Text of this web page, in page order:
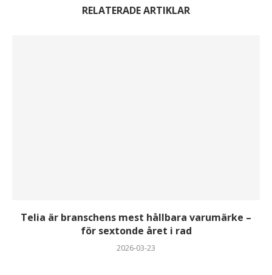
RELATERADE ARTIKLAR
Telia är branschens mest hållbara varumärke –
för sextonde året i rad
2026-03-23